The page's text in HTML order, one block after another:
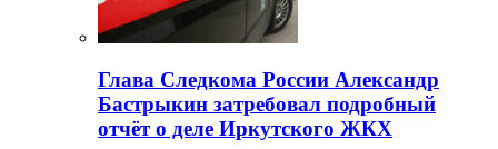
Глава Следкома России Александр
Бастрыкин затребовал подробный
отчёт о деле Иркутского ЖКХ